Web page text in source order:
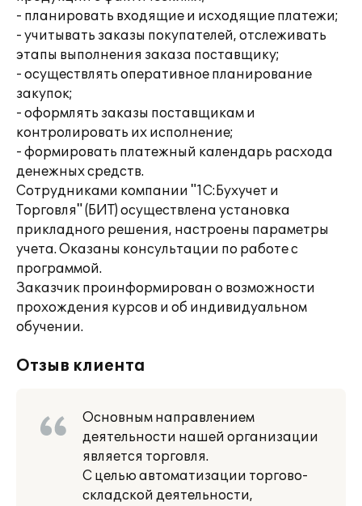
- планировать входящие и исходящие платежи;
- учитывать заказы покупателей, отслеживать
этапы выполнения заказа поставщику;
- осуществлять оперативное планирование
закупок;
- оформлять заказы поставщикам и
контролировать их исполнение;
- формировать платежный календарь расхода
денежных средств.
Сотрудниками компании "1С:Бухучет и
Торговля" (БИТ) осуществлена установка
прикладного решения, настроены параметры
учета. Оказаны консультации по работе с
программой.
Заказчик проинформирован о возможности
прохождения курсов и об индивидуальном
обучении.
Отзыв клиента
Основным направлением
деятельности нашей организации
является торговля.
С целью автоматизации торгово-
складской деятельности,